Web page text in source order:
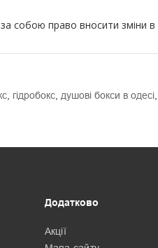
собою право вносити зміни в
, гідробокс, душові бокси в одесі,
Додатково
Акції